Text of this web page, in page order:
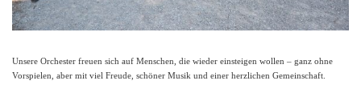
Unsere Orchester freuen sich auf Menschen, die wieder einsteigen wollen – ganz ohne
Vorspielen, aber mit viel Freude, schöner Musik und einer herzlichen Gemeinschaft.